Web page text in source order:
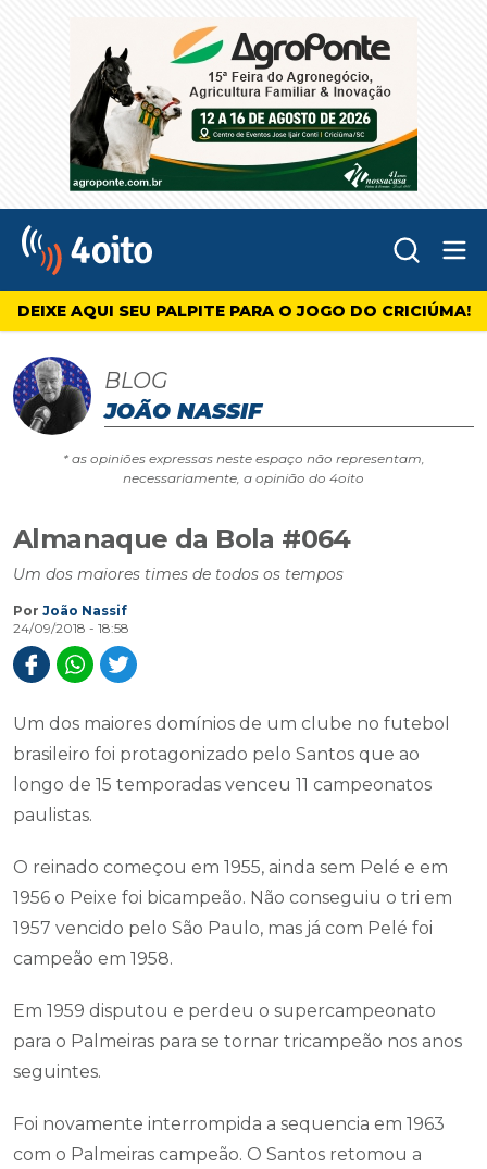
4oito
DEIXE AQUI SEU PALPITE PARA O JOGO DO CRICIÚMA!
BLOG
JOÃO NASSIF
* as opiniões expressas neste espaço não representam,
necessariamente, a opinião do 4oito
Almanaque da Bola #064
Um dos maiores times de todos os tempos
Por João Nassif
24/09/2018 - 18:58
Um dos maiores domínios de um clube no futebol
brasileiro foi protagonizado pelo Santos que ao
longo de 15 temporadas venceu 11 campeonatos
paulistas.
O reinado começou em 1955, ainda sem Pelé e em
1956 o Peixe foi bicampeão. Não conseguiu o tri em
1957 vencido pelo São Paulo, mas já com Pelé foi
campeão em 1958.
Em 1959 disputou e perdeu o supercampeonato
para o Palmeiras para se tornar tricampeão nos anos
seguintes.
Foi novamente interrompida a sequencia em 1963
com o Palmeiras campeão. O Santos retomou a